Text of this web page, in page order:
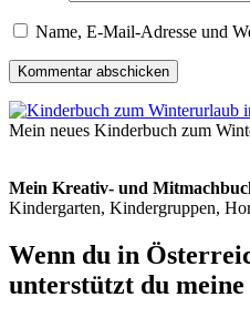
Name, E-Mail-Adresse und
Mein neues Kinderbuch zum
Mein Kreativ- und
Kindergarten, Kindergruppen,
Wenn du in
unterstützt du